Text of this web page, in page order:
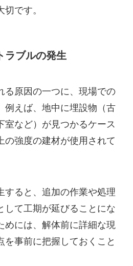
です。
ラブルの発生
る原因の一つに、現場での
例えば、地中に埋設物（古
室など）が見つかるケース
の強度の建材が使用されて
すると、追加の作業や処理
して工期が延びることにな
めには、解体前に詳細な現
を事前に把握しておくこと